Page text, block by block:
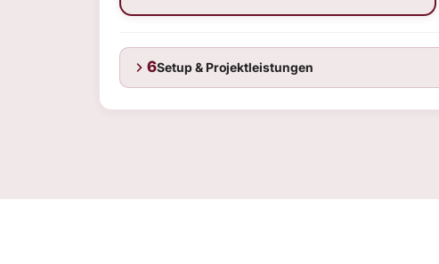
6Setup & Projektleistungen